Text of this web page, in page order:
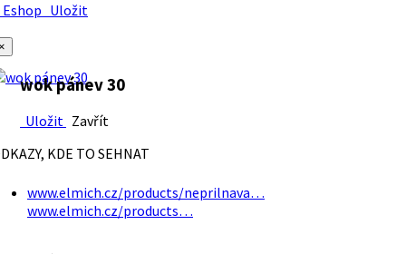
Uložit
wok pánev 30
Uložit Zavřít
KDE TO SEHNAT
www.elmich.cz/products/neprilnava…
www.elmich.cz/products…